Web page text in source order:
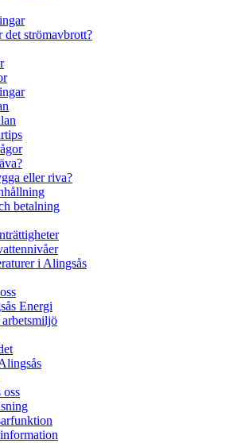
det strömavbrott?
eller riva?
betalning
i Alingsås
Energi
oss